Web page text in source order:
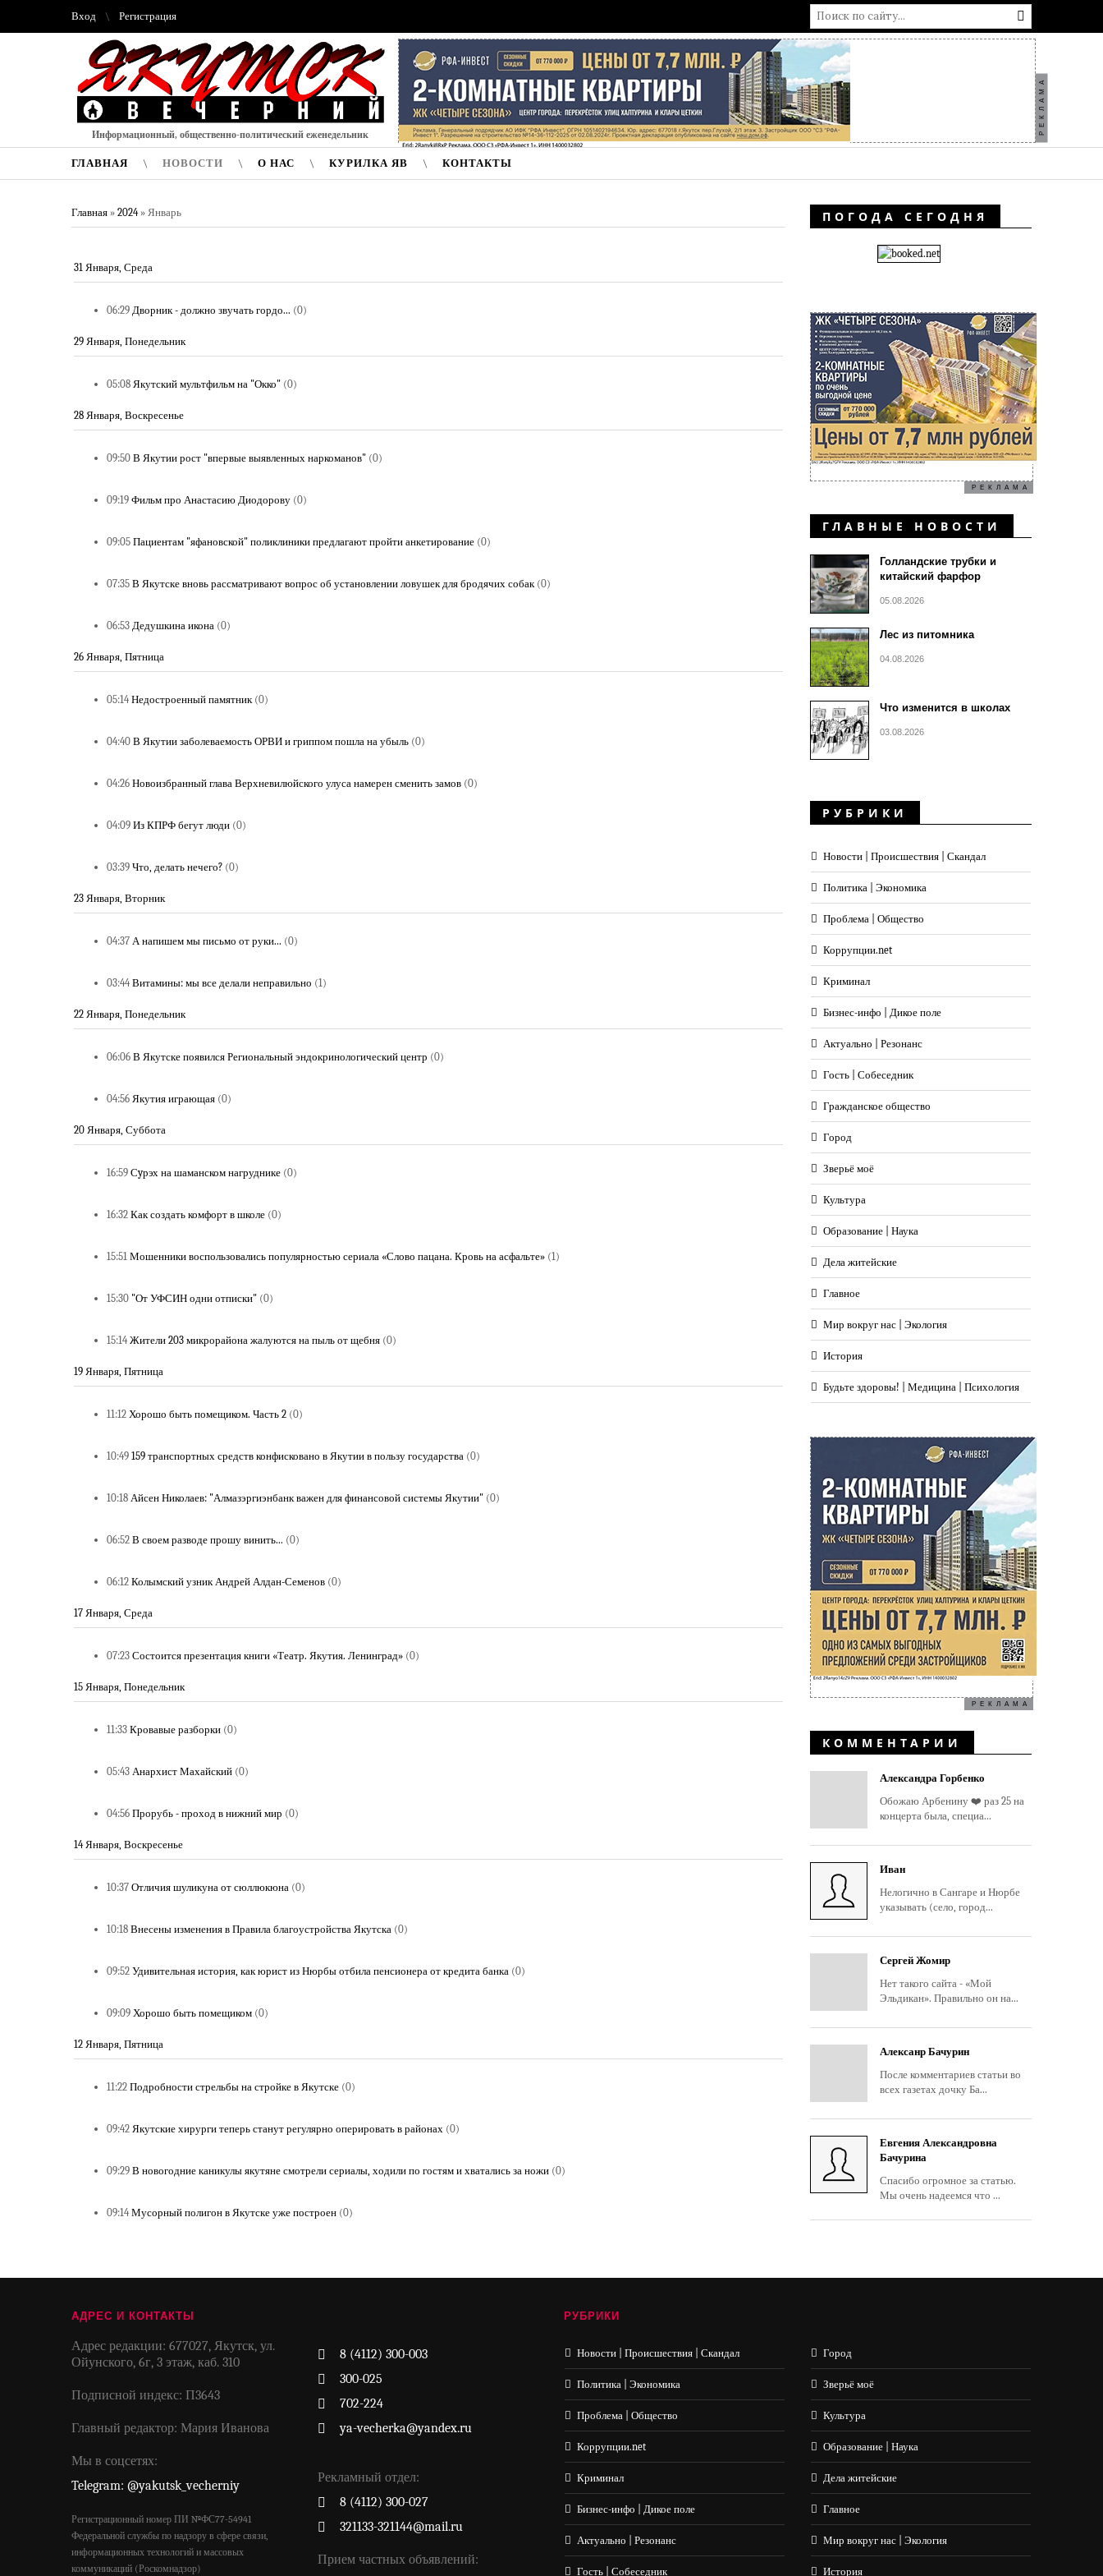
Вход Регистрация
Информационный, общественно-политический еженедельник РЕКЛАМА
ГЛАВНАЯ НОВОСТИ О НАС КУРИЛКА ЯВ КОНТАКТЫ
Главная » 2024 » Январь
31 Января, Среда
06:29 Дворник - должно звучать гордо... (0)
29 Января, Понедельник
05:08 Якутский мультфильм на "Окко" (0)
28 Января, Воскресенье
09:50 В Якутии рост "впервые выявленных наркоманов" (0)
09:19 Фильм про Анастасию Диодорову (0)
09:05 Пациентам "яфановской" поликлиники предлагают пройти анкетирование (0)
07:35 В Якутске вновь рассматривают вопрос об установлении ловушек для бродячих собак (0)
06:53 Дедушкина икона (0)
26 Января, Пятница
05:14 Недостроенный памятник (0)
04:40 В Якутии заболеваемость ОРВИ и гриппом пошла на убыль (0)
04:26 Новоизбранный глава Верхневилюйского улуса намерен сменить замов (0)
04:09 Из КПРФ бегут люди (0)
03:39 Что, делать нечего? (0)
23 Января, Вторник
04:37 А напишем мы письмо от руки... (0)
03:44 Витамины: мы все делали неправильно (1)
22 Января, Понедельник
06:06 В Якутске появился Региональный эндокринологический центр (0)
04:56 Якутия играющая (0)
20 Января, Суббота
16:59 Сyрэх на шаманском нагруднике (0)
16:32 Как создать комфорт в школе (0)
15:51 Мошенники воспользовались популярностью сериала «Слово пацана. Кровь на асфальте» (1)
15:30 "От УФСИН одни отписки" (0)
15:14 Жители 203 микрорайона жалуются на пыль от щебня (0)
19 Января, Пятница
11:12 Хорошо быть помещиком. Часть 2 (0)
10:49 159 транспортных средств конфисковано в Якутии в пользу государства (0)
10:18 Айсен Николаев: "Алмазэргиэнбанк важен для финансовой системы Якутии" (0)
06:52 В своем разводе прошу винить... (0)
06:12 Колымский узник Андрей Алдан-Семенов (0)
17 Января, Среда
07:23 Состоится презентация книги «Театр. Якутия. Ленинград» (0)
15 Января, Понедельник
11:33 Кровавые разборки (0)
05:43 Анархист Махайский (0)
04:56 Прорубь - проход в нижний мир (0)
14 Января, Воскресенье
10:37 Отличия шуликуна от сюллюкюна (0)
10:18 Внесены изменения в Правила благоустройства Якутска (0)
09:52 Удивительная история, как юрист из Нюрбы отбила пенсионера от кредита банка (0)
09:09 Хорошо быть помещиком (0)
12 Января, Пятница
11:22 Подробности стрельбы на стройке в Якутске (0)
09:42 Якутские хирурги теперь станут регулярно оперировать в районах (0)
09:29 В новогодние каникулы якутяне смотрели сериалы, ходили по гостям и хватались за ножи (0)
09:14 Мусорный полигон в Якутске уже построен (0)
ПОГОДА СЕГОДНЯ
РЕКЛАМА
ГЛАВНЫЕ НОВОСТИ
Голландские трубки и
китайский фарфор
05.08.2026
Лес из питомника
04.08.2026
Что изменится в школах
03.08.2026
РУБРИКИ
Новости | Происшествия | Скандал
Политика | Экономика
Проблема | Общество
Коррупции.net
Криминал
Бизнес-инфо | Дикое поле
Актуально | Резонанс
Гость | Собеседник
Гражданское общество
Город
Зверьё моё
Культура
Образование | Наука
Дела житейские
Главное
Мир вокруг нас | Экология
История
Будьте здоровы! | Медицина | Психология
РЕКЛАМА
КОММЕНТАРИИ
Александра Горбенко
Обожаю Арбенину ❤️ раз 25 на
концерта была, специа...
Иван
Нелогично в Сангаре и Нюрбе
указывать (село, город...
Сергей Жомир
Нет такого сайта - «Мой
Эльдикан». Правильно он на...
Алексанр Бачурин
После комментариев статьи во
всех газетах дочку Ба...
Евгения Александровна
Бачурина
Спасибо огромное за статью.
Мы очень надеемся что ...
АДРЕС И КОНТАКТЫ
Адрес редакции: 677027, Якутск, ул.
Ойунского, 6г, 3 этаж, каб. 310
Подписной индекс: П3643
Главный редактор: Мария Иванова
Мы в соцсетях:
Telegram: @yakutsk_vecherniy
Регистрационный номер ПИ №ФС77-54941
Федеральной службы по надзору в сфере связи,
информационных технологий и массовых
коммуникаций (Роскомнадзор)
8 (4112) 300-003
300-025
702-224
ya-vecherka@yandex.ru
Рекламный отдел:
8 (4112) 300-027
321133-321144@mail.ru
Прием частных объявлений:
РУБРИКИ
Новости | Происшествия | Скандал
Политика | Экономика
Проблема | Общество
Коррупции.net
Криминал
Бизнес-инфо | Дикое поле
Актуально | Резонанс
Гость | Собеседник
Город
Зверьё моё
Культура
Образование | Наука
Дела житейские
Главное
Мир вокруг нас | Экология
История